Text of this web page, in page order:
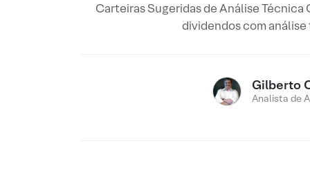
Carteiras Sugeridas de Análise
dividendos com análise
Gilberto
Analista de